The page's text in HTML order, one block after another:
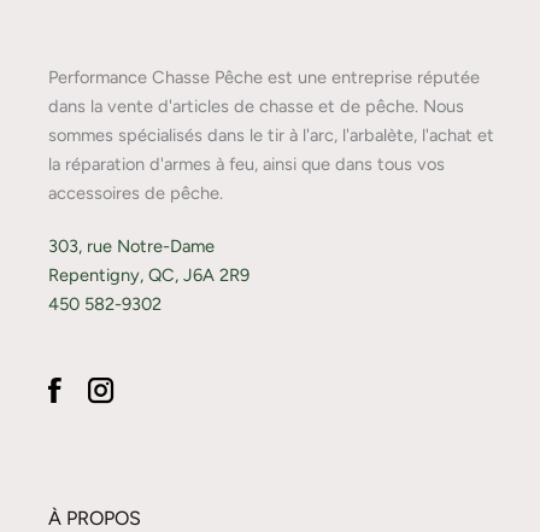
Performance Chasse Pêche est une entreprise réputée
dans la vente d'articles de chasse et de pêche. Nous
sommes spécialisés dans le tir à l'arc, l'arbalète, l'achat et
la réparation d'armes à feu, ainsi que dans tous vos
accessoires de pêche.
303, rue Notre-Dame
Repentigny, QC, J6A 2R9
450 582-9302
À PROPOS